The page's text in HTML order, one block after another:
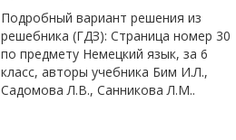
Подробный вариант решения из
решебника (ГДЗ): Страница номер 30
по предмету Немецкий язык, за 6
класс, авторы учебника Бим И.Л.,
Садомова Л.В., Санникова Л.М..